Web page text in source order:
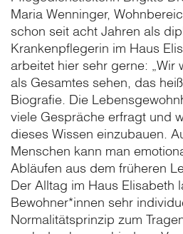
Maria Wenninger,
schon seit acht Jahren als
Krankenpflegerin im Haus
arbeitet hier sehr gerne: „Wir
als Gesamtes sehen, das
Biografie. Die
viele Gespräche erfragt und
dieses Wissen einzubauen.
Menschen kann man
Abläufen aus dem früheren
Der Alltag im Haus Elisabeth
Bewohner*innen sehr
Normalitätsprinzip zum